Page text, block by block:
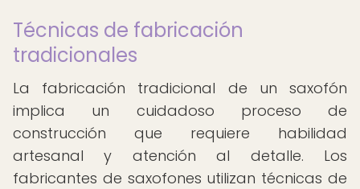
Técnicas de fabricación
tradicionales
La fabricación tradicional de un saxofón
implica un cuidadoso proceso de
construcción que requiere habilidad
artesanal y atención al detalle. Los
fabricantes de saxofones utilizan técnicas de